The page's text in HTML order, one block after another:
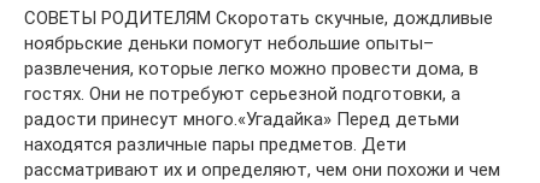
СОВЕТЫ РОДИТЕЛЯМ Скоротать скучные, дождливые
ноябрьские деньки помогут небольшие опыты–
развлечения, которые легко можно провести дома, в
гостях. Они не потребуют серьезной подготовки, а
радости принесут много.«Угадайка» Перед детьми
находятся различные пары предметов. Дети
рассматривают их и определяют, чем они похожи и чем